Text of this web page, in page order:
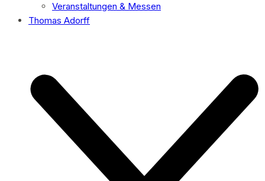
Veranstaltungen & Messen
Thomas Adorff